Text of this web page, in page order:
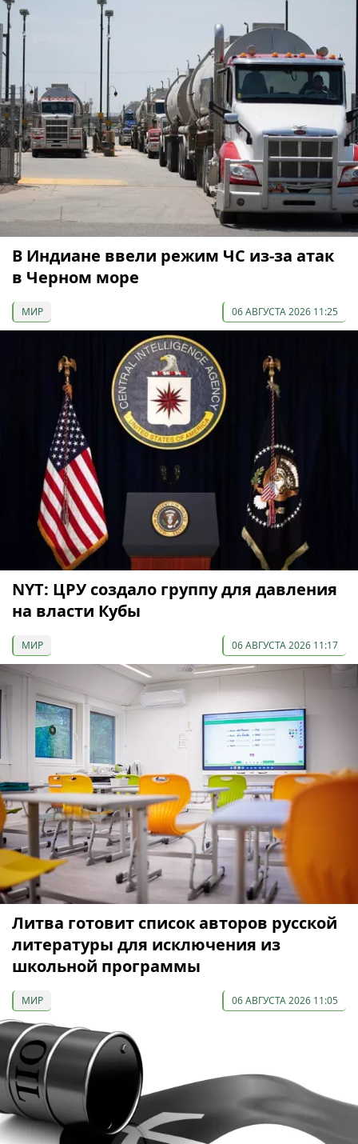
В Индиане ввели режим ЧС из-за атак
в Черном море
МИР 06 АВГУСТА 2026 11:25
NYT: ЦРУ создало группу для давления
на власти Кубы
МИР 06 АВГУСТА 2026 11:17
Литва готовит список авторов русской
литературы для исключения из
школьной программы
МИР 06 АВГУСТА 2026 11:05